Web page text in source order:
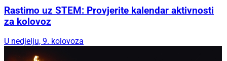
Rastimo uz STEM: Provjerite kalendar aktivnosti
za kolovoz
U nedjelju, 9. kolovoza